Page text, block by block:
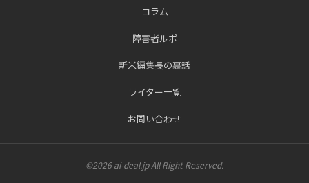
コラム
障害者ルポ
新米編集長の裏話
ライター一覧
お問い合わせ
©2026 ai-deal.jp All Right Reserved.